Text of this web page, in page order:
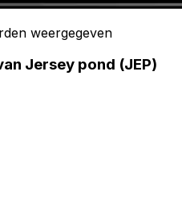
weergegeven
Jersey pond (JEP)